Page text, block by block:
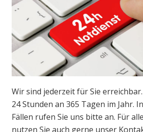
Wir sind jederzeit für Sie
24 Stunden an 365 Tagen im Jahr.
Fällen rufen Sie uns bitte an. Für
nutzen Sie auch gerne unser